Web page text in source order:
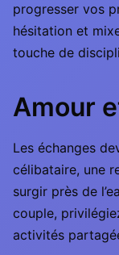
progresser vos
hésitation et
touche de
Amour
Les échanges
célibataire, une
surgir près de
couple,
activités